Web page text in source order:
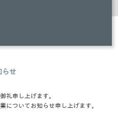
らせ
礼申し上げます。
についてお知らせ申し上げます。